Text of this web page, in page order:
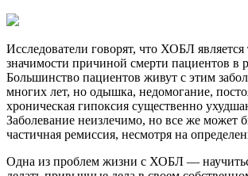
Исследователи говорят, что ХОБЛ является
значимости причиной смерти пациентов в
Большинство пациентов живут с этим
многих лет, но одышка, недомогание,
хроническая гипоксия существенно
Заболевание неизлечимо, но все же может
частичная ремиссия, несмотря на
Одна из проблем жизни с ХОБЛ —